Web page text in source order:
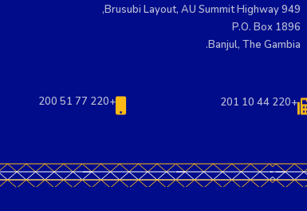
949 Brusubi Layout, AU Summit Highway,
P.O. Box 1896
Banjul, The Gambia.
+220 44 10 201
+220 77 51 200